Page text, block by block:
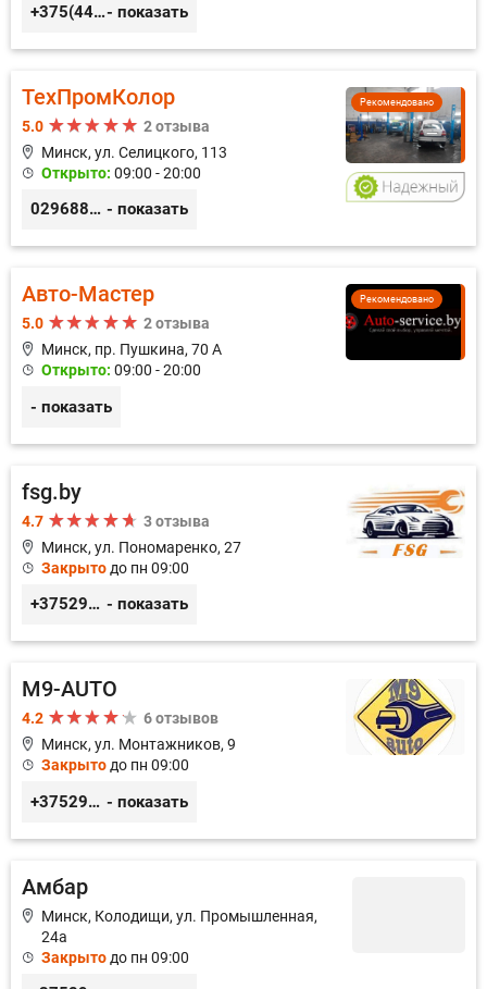
+375(44) 559-27-77- показать
Рекомендовано
ТехПромКолор
5.0
2 отзыва
Минск, ул. Селицкого, 113
Открыто: 09:00 - 20:00
0296889898 - показать
Рекомендовано
Авто-Мастер
5.0
2 отзыва
Минск, пр. Пушкина, 70 А
Открыто: 09:00 - 20:00
- показать
fsg.by
4.7
3 отзыва
Минск, ул. Пономаренко, 27
Закрыто до пн 09:00
+375291882338 - показать
M9-AUTO
4.2
6 отзывов
Минск, ул. Монтажников, 9
Закрыто до пн 09:00
+375299395764 - показать
Амбар
Минск, Колодищи, ул. Промышленная,
24а
Закрыто до пн 09:00